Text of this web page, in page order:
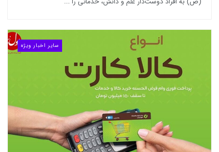
سایر اخبار ویژه